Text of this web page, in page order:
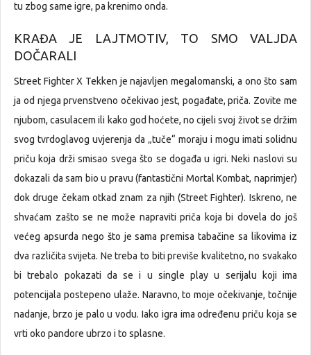
tu zbog same igre, pa krenimo onda.
KRAĐA JE LAJTMOTIV, TO SMO VALJDA
DOČARALI
Street Fighter X Tekken je najavljen megalomanski, a ono što sam
ja od njega prvenstveno očekivao jest, pogađate, priča. Zovite me
njubom, casulacem ili kako god hoćete, no cijeli svoj život se držim
svog tvrdoglavog uvjerenja da „tuče“ moraju i mogu imati solidnu
priču koja drži smisao svega što se događa u igri. Neki naslovi su
dokazali da sam bio u pravu (fantastični Mortal Kombat, naprimjer)
dok druge čekam otkad znam za njih (Street Fighter). Iskreno, ne
shvaćam zašto se ne može napraviti priča koja bi dovela do još
većeg apsurda nego što je sama premisa tabačine sa likovima iz
dva različita svijeta. Ne treba to biti previše kvalitetno, no svakako
bi trebalo pokazati da se i u single play u serijalu koji ima
potencijala postepeno ulaže. Naravno, to moje očekivanje, točnije
nadanje, brzo je palo u vodu. Iako igra ima određenu priču koja se
vrti oko pandore ubrzo i to splasne.